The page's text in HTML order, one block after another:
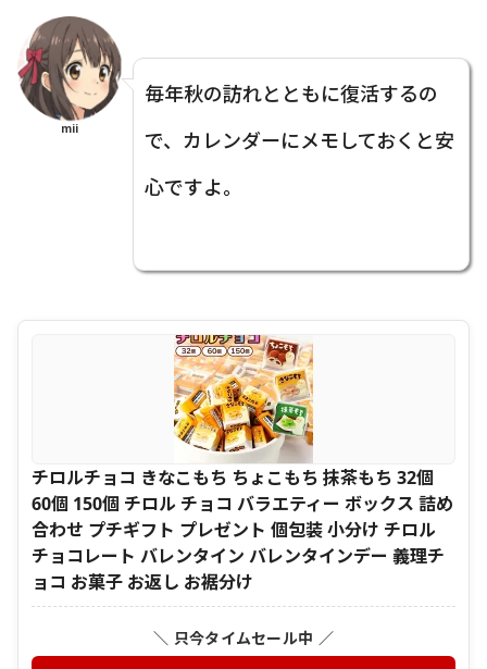
mii
毎年秋の訪れとともに復活するの
で、カレンダーにメモしておくと安
心ですよ。
チロルチョコ きなこもち ちょこもち 抹茶もち 32個
60個 150個 チロル チョコ バラエティー ボックス 詰め
合わせ プチギフト プレゼント 個包装 小分け チロル
チョコレート バレンタイン バレンタインデー 義理チ
ョコ お菓子 お返し お裾分け
＼ 只今タイムセール中 ／